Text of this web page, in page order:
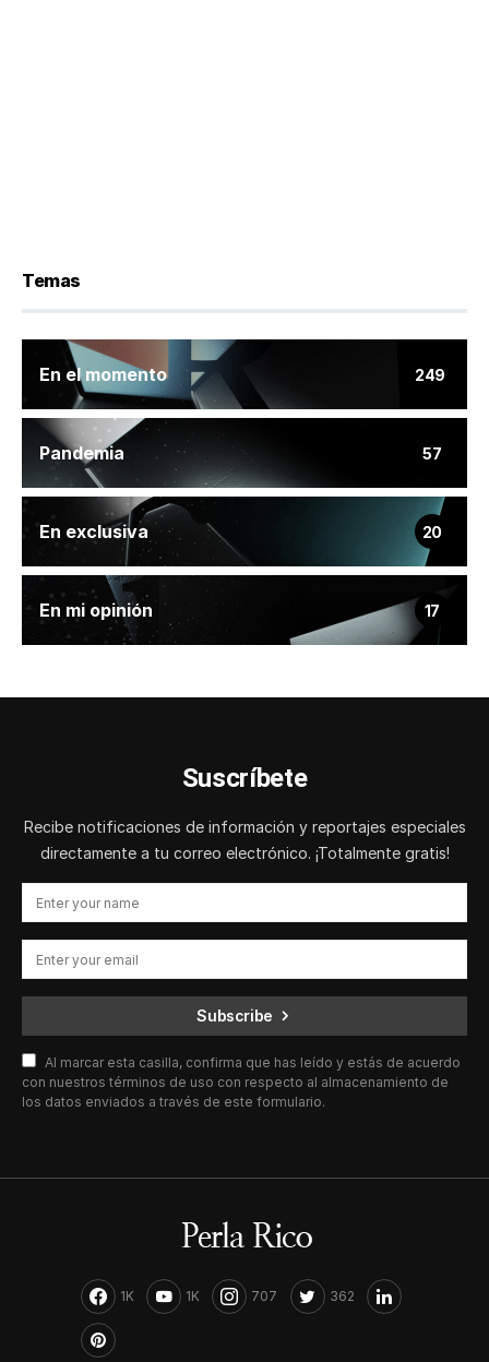
Temas
En el momento 249
Pandemia 57
En exclusiva 20
En mi opinión 17
Suscríbete
Recibe notificaciones de información y reportajes especiales
directamente a tu correo electrónico. ¡Totalmente gratis!
Subscribe
Al marcar esta casilla, confirma que has leído y estás de acuerdo
con nuestros términos de uso con respecto al almacenamiento de
los datos enviados a través de este formulario.
1K 1K 707 362